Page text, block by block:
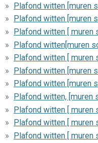
Plafond witten [muren
Plafond witten [muren
Plafond witten [ muren
Plafond witten[muren
Plafond witten [ muren
Plafond witten [muren
Plafond witten [muren
Plafond witten, [muren
Plafond witten [ muren
Plafond witten [ muren
Plafond witten [ muren